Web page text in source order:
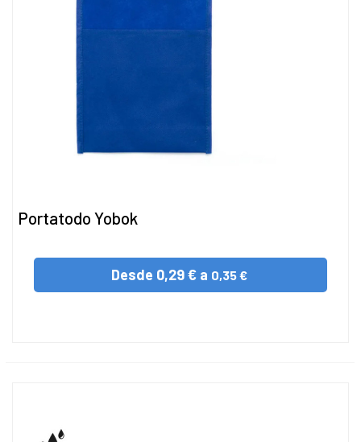
Portatodo Yobok
Desde 0,29 € a 0,35 €